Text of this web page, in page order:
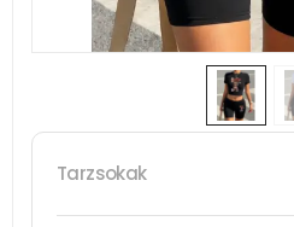
Tarzsokak